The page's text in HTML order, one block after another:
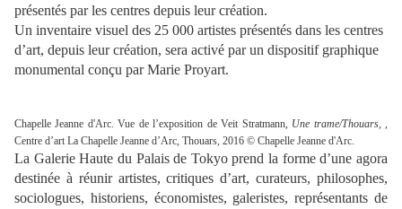
présentés par les centres depuis leur création.
Un inventaire visuel des 25 000 artistes présentés dans les centres
d’art, depuis leur création, sera activé par un dispositif graphique
monumental conçu par Marie Proyart.
Chapelle Jeanne d'Arc. Vue de l’exposition de Veit Stratmann, Une trame/Thouars,,
Centre d’art La Chapelle Jeanne d’Arc, Thouars, 2016 © Chapelle Jeanne d'Arc.
La Galerie Haute du Palais de Tokyo prend la forme d’une agora
destinée à réunir artistes, critiques d’art, curateurs, philosophes,
sociologues, historiens, économistes, galeristes, représentants de